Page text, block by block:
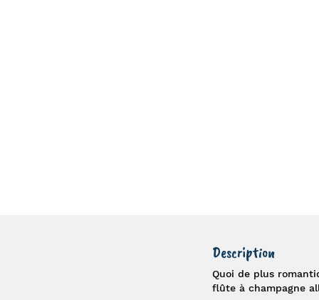
Description
Quoi de plus
flûte à champagne